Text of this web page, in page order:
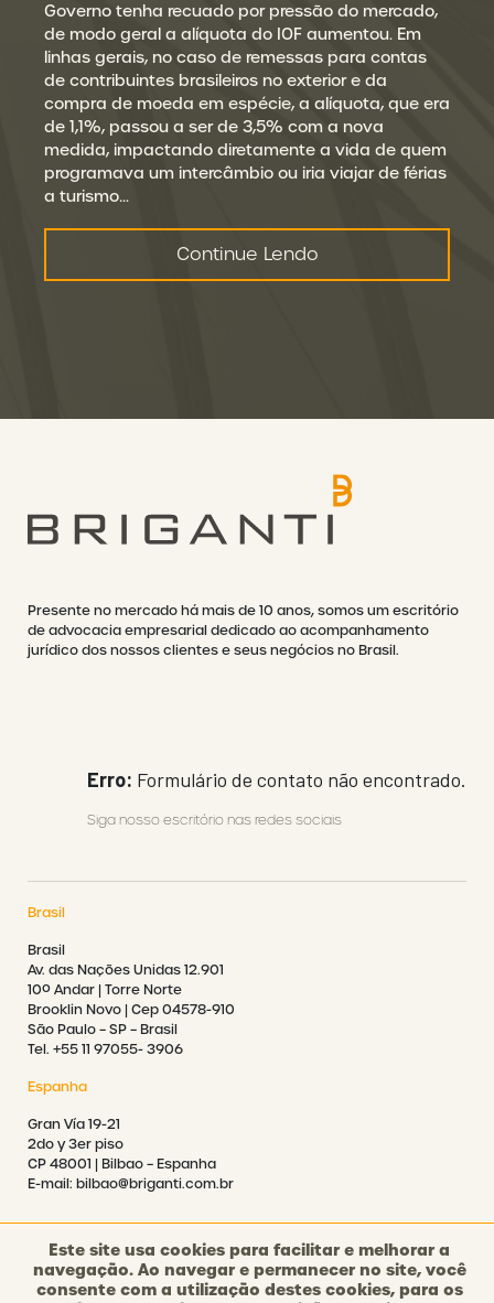
Governo tenha recuado por pressão do mercado,
de modo geral a alíquota do IOF aumentou. Em
linhas gerais, no caso de remessas para contas
de contribuintes brasileiros no exterior e da
compra de moeda em espécie, a alíquota, que era
de 1,1%, passou a ser de 3,5% com a nova
medida, impactando diretamente a vida de quem
programava um intercâmbio ou iria viajar de férias
a turismo…
Continue Lendo
Presente no mercado há mais de 10 anos, somos um escritório
de advocacia empresarial dedicado ao acompanhamento
jurídico dos nossos clientes e seus negócios no Brasil.
Erro: Formulário de contato não encontrado.
Siga nosso escritório nas redes sociais
Brasil
Brasil
Av. das Nações Unidas 12.901
10º Andar | Torre Norte
Brooklin Novo | Cep 04578-910
São Paulo – SP – Brasil
Tel. +55 11 97055- 3906
Espanha
Gran Vía 19-21
2do y 3er piso
CP 48001 | Bilbao – Espanha
E-mail: bilbao@briganti.com.br
©2021 BRIGANTI. TODOS OS DIREITOS RESERVADOS.
Este site usa cookies para facilitar e melhorar a
navegação. Ao navegar e permanecer no site, você
consente com a utilização destes cookies, para os